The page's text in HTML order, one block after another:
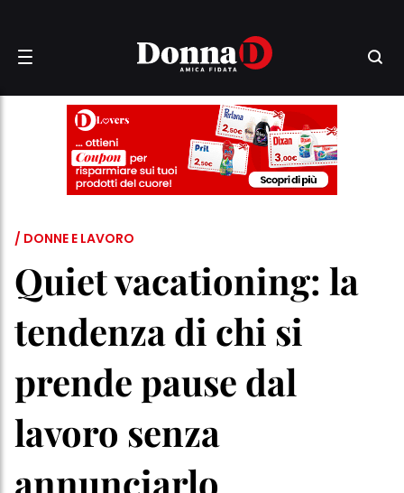
/ DONNE E LAVORO
Quiet vacationing: la
tendenza di chi si
prende pause dal
lavoro senza
annunciarlo